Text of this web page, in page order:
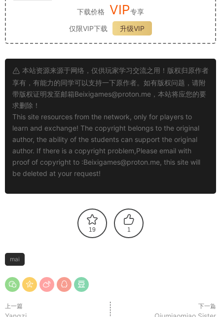
下载价格 VIP专享
仅限VIP下载
升级VIP
本站资源来源于网络，仅供玩家学习交流之用！版权归原作者
享有，有能力的同学可以支持一下原作者。如有版权问题，请附
带版权证明发至邮箱Beixigames@proton.me ，本站将应您的要
求删除！
This site resources from the network, only for players to
learn and exchange! The copyright belongs to the original
author, the ability of the students can support the original
author. If there is a copyright problem,Please email with
proof of copyright to :Beixigames@proton.me, this site will
be deleted at your request!
19 1
mai
上一篇 下一篇